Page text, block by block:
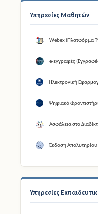
Υπηρεσίες Μαθητών
Webex (Πλατφόρμα
e-εγγραφές
Ηλεκτρονική
Ψηφιακό
Ασφάλεια στο
Έκδοση Απολυτηρίου
Υπηρεσίες